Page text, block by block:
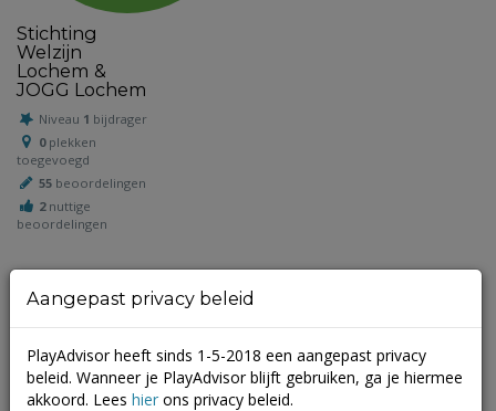
Stichting
Welzijn
Lochem &
JOGG Lochem
Niveau 1 bijdrager
0plekken
toegevoegd
55 beoordelingen
2nuttige
beoordelingen
Schrijf een beoordeling
Je e-mailadres wordt niet gepubliceerd. Vereiste velden zijn
gemarkeerd met *
Aangepast privacy beleid
PlayAdvisor heeft sinds 1-5-2018 een aangepast privacy
beleid. Wanneer je PlayAdvisor blijft gebruiken, ga je hiermee
akkoord. Lees hier ons privacy beleid.